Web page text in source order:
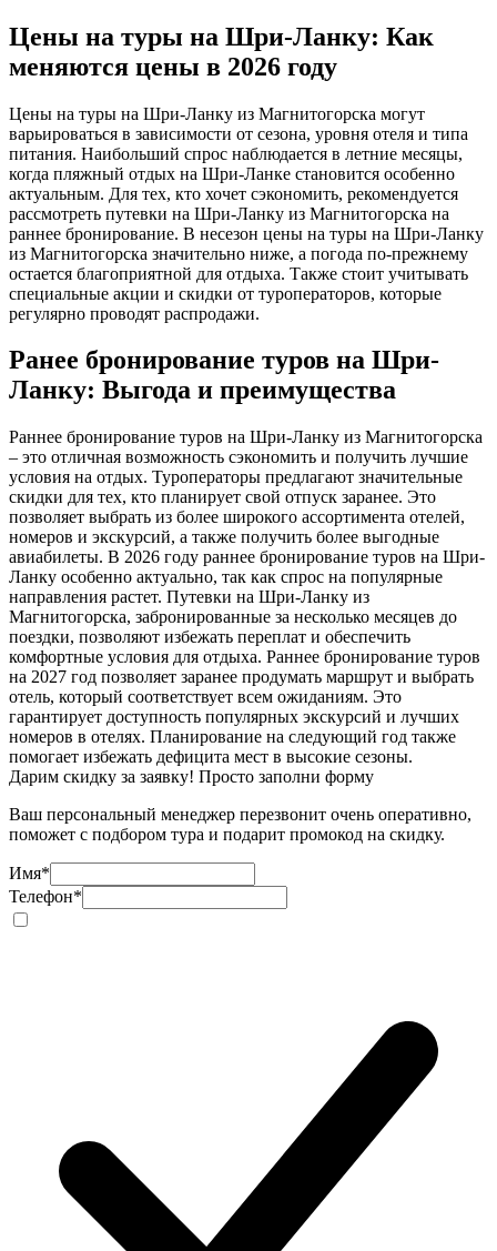
Цены на туры на Шри-Ланку: Как
меняются цены в 2026 году
Цены на туры на Шри-Ланку из Магнитогорска могут
варьироваться в зависимости от сезона, уровня отеля и типа
питания. Наибольший спрос наблюдается в летние месяцы,
когда пляжный отдых на Шри-Ланке становится особенно
актуальным. Для тех, кто хочет сэкономить, рекомендуется
рассмотреть путевки на Шри-Ланку из Магнитогорска на
раннее бронирование. В несезон цены на туры на Шри-Ланку
из Магнитогорска значительно ниже, а погода по-прежнему
остается благоприятной для отдыха. Также стоит учитывать
специальные акции и скидки от туроператоров, которые
регулярно проводят распродажи.
Ранее бронирование туров на Шри-
Ланку: Выгода и преимущества
Раннее бронирование туров на Шри-Ланку из Магнитогорска
– это отличная возможность сэкономить и получить лучшие
условия на отдых. Туроператоры предлагают значительные
скидки для тех, кто планирует свой отпуск заранее. Это
позволяет выбрать из более широкого ассортимента отелей,
номеров и экскурсий, а также получить более выгодные
авиабилеты. В 2026 году раннее бронирование туров на Шри-
Ланку особенно актуально, так как спрос на популярные
направления растет. Путевки на Шри-Ланку из
Магнитогорска, забронированные за несколько месяцев до
поездки, позволяют избежать переплат и обеспечить
комфортные условия для отдыха. Раннее бронирование туров
на 2027 год позволяет заранее продумать маршрут и выбрать
отель, который соответствует всем ожиданиям. Это
гарантирует доступность популярных экскурсий и лучших
номеров в отелях. Планирование на следующий год также
помогает избежать дефицита мест в высокие сезоны.
Дарим скидку за заявку! Просто заполни форму
Ваш персональный менеджер перезвонит очень оперативно,
поможет с подбором тура и подарит промокод на скидку.
Имя*
Телефон*